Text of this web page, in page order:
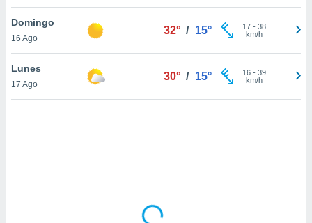
el sitio
ni para
o
Domingo
16 Ago
32° / 15° 17- 38
km/h
Lunes
17 Ago
30° / 15° 16- 39
km/h